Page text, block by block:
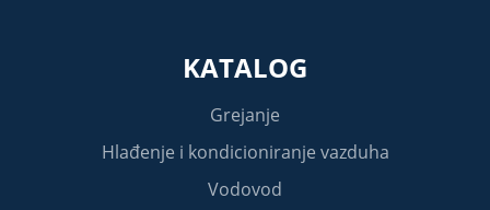
KATALOG
Grejanje
Hlađenje i kondicioniranje vazduha
Vodovod